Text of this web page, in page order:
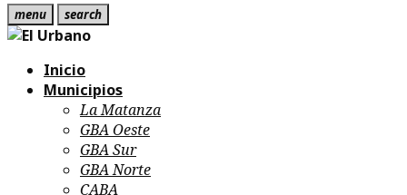
menu search
Inicio
Municipios
La Matanza
GBA Oeste
GBA Sur
GBA Norte
CABA